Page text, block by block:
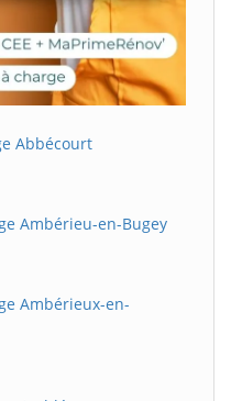
Abbécourt
Ambérieu-en-Bugey
Ambérieux-en-